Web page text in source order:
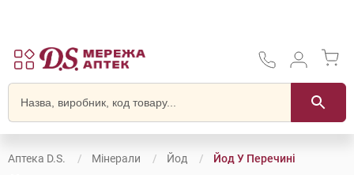
Аптека D.S. Мінерали Йод Йод У Перечині